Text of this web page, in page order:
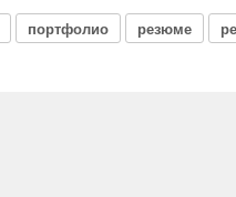
портфолио резюме